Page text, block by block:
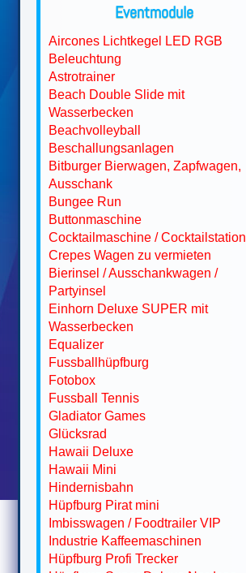
Eventmodule
Aircones Lichtkegel LED RGB
Beleuchtung
Astrotrainer
Beach Double Slide mit
Wasserbecken
Beachvolleyball
Beschallungsanlagen
Bitburger Bierwagen, Zapfwagen,
Ausschank
Bungee Run
Buttonmaschine
Cocktailmaschine / Cocktailstation
Crepes Wagen zu vermieten
Bierinsel / Ausschankwagen /
Partyinsel
Einhorn Deluxe SUPER mit
Wasserbecken
Equalizer
Fussballhüpfburg
Fotobox
Fussball Tennis
Gladiator Games
Glücksrad
Hawaii Deluxe
Hawaii Mini
Hindernisbahn
Hüpfburg Pirat mini
Imbisswagen / Foodtrailer VIP
Industrie Kaffeemaschinen
Hüpfburg Profi Trecker